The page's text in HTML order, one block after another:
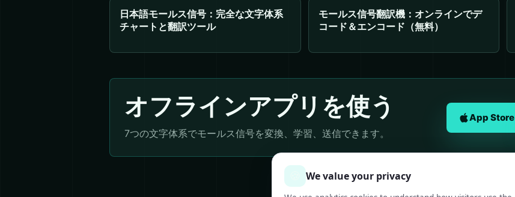
日本語モールス信号：完全な文字体系
チャートと翻訳ツール
モールス信号翻訳機：オンラインでデ
コード＆エンコード（無料）
オフラインアプリを使う
7つの文字体系でモールス信号を変換、学習、送信できます。
App Store
We value your privacy